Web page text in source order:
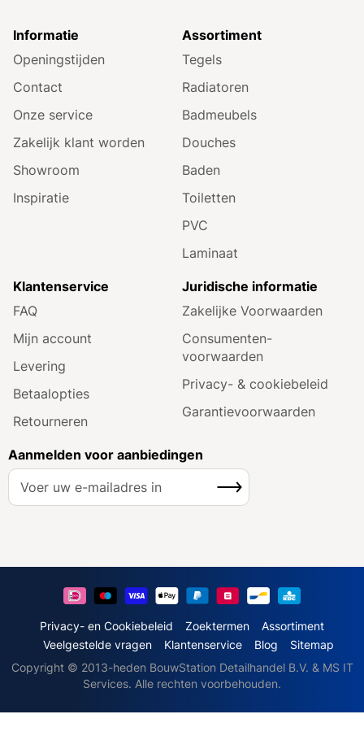
Informatie
Openingstijden
Contact
Onze service
Zakelijk klant worden
Showroom
Inspiratie
Assortiment
Tegels
Radiatoren
Badmeubels
Douches
Baden
Toiletten
PVC
Laminaat
Klantenservice
FAQ
Mijn account
Levering
Betaalopties
Retourneren
Juridische informatie
Zakelijke Voorwaarden
Consumenten­
voorwaarden
Privacy- & cookiebeleid
Garantie­voorwaarden
Aanmelden voor aanbiedingen
A
e
o
z
Inschrijven
Privacy- en Cookiebeleid Zoektermen
Assortiment
Veelgestelde vragen
Klantenservice Blog
Sitemap
Copyright © 2013-heden BouwStation Detailhandel B.V. & MS IT
Services. Alle rechten voorbehouden.